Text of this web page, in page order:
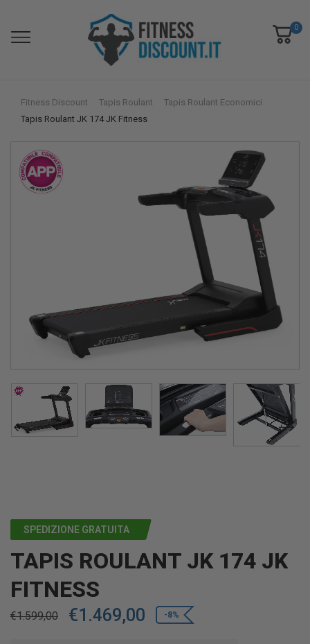
0
Fitness Discount Tapis Roulant
Tapis Roulant Economici
Tapis Roulant JK 174 JK Fitness
SPEDIZIONE GRATUITA
TAPIS ROULANT JK 174 JK
FITNESS
€1.599,00 €1.469,00 -8%